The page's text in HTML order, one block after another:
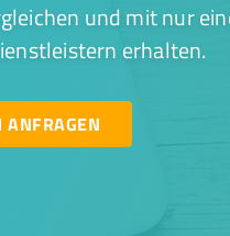
und mit nur
erhalten.
ANFRAGEN